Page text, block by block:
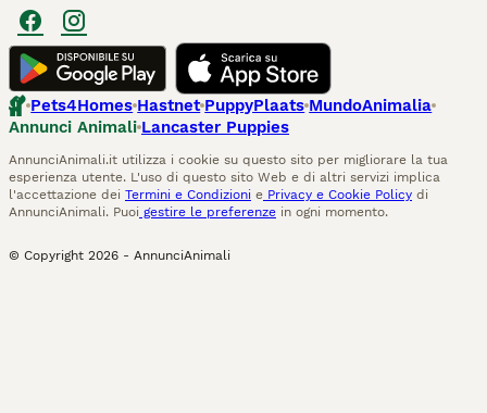
Pets4Homes Hastnet PuppyPlaats MundoAnimalia
Annunci Animali Lancaster Puppies
AnnunciAnimali.it utilizza i cookie su questo sito per migliorare la tua
esperienza utente. L'uso di questo sito Web e di altri servizi implica
l'accettazione dei Termini e Condizioni e Privacy e Cookie Policy di
AnnunciAnimali. Puoi gestire le preferenze in ogni momento.
© Copyright 2026 - AnnunciAnimali